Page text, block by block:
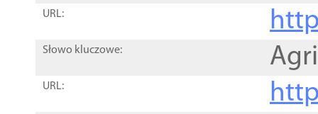
URL:
Słowo kluczowe:
URL: